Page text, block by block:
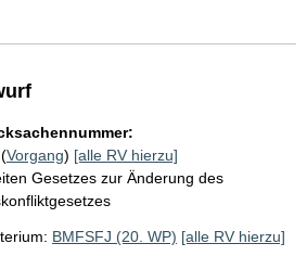
(Vorgang) [alle RV hierzu]
Gesetzes zur Änderung des
BMFSFJ (20. WP) [alle RV hierzu]